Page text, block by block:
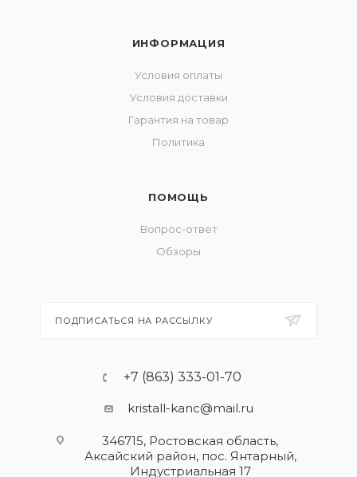
ИНФОРМАЦИЯ
Условия оплаты
Условия доставки
Гарантия на товар
Политика
ПОМОЩЬ
Вопрос-ответ
Обзоры
ПОДПИСАТЬСЯ НА РАССЫЛКУ
+7 (863) 333-01-70
kristall-kanc@mail.ru
346715, Ростовская область​,
Аксайский район, пос. Янтарный,
Индустриальная 17